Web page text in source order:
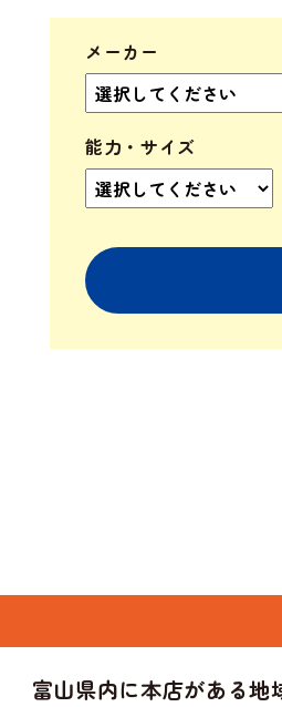
メーカー
能力・サイズ
富山県内に本店がある地